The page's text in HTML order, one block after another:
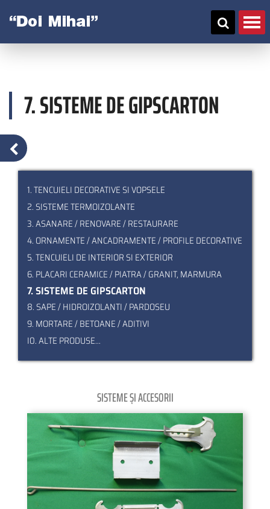
content
7. SISTEME DE GIPSCARTON
1. TENCUIELI DECORATIVE SI VOPSELE
2. SISTEME TERMOIZOLANTE
3. ASANARE / RENOVARE / RESTAURARE
4. ORNAMENTE / ANCADRAMENTE / PROFILE DECORATIVE
5. TENCUIELI DE INTERIOR SI EXTERIOR
6. PLACARI CERAMICE / PIATRA / GRANIT, MARMURA
7. SISTEME DE GIPSCARTON
8. SAPE / HIDROIZOLANTI / PARDOSEU
9. MORTARE / BETOANE / ADITIVI
I0. ALTE PRODUSE...
SISTEME ȘI ACCESORII